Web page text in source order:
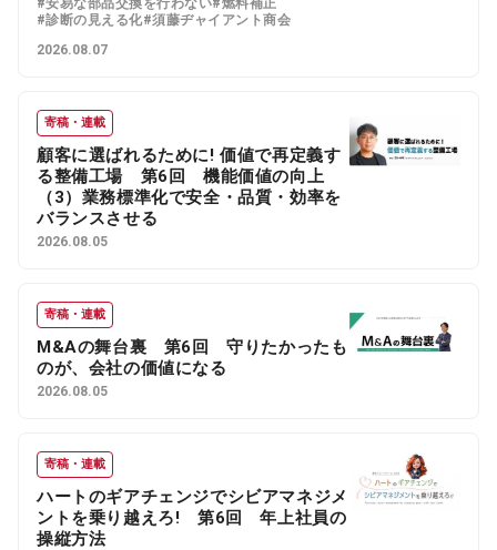
#安易な部品交換を行わない#燃料補正
#診断の見える化#須藤ヂャイアント商会
2026.08.07
寄稿・連載
顧客に選ばれるために! 価値で再定義す
る整備工場 第6回 機能価値の向上
（3）業務標準化で安全・品質・効率を
バランスさせる
2026.08.05
寄稿・連載
M&Aの舞台裏 第6回 守りたかったも
のが、会社の価値になる
2026.08.05
寄稿・連載
ハートのギアチェンジでシビアマネジメ
ントを乗り越えろ! 第6回 年上社員の
操縦方法